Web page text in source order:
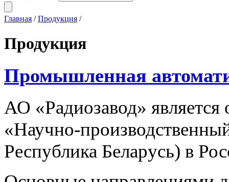
Главная /Продукция /
Продукция
Промышленная
АО «Радиозавод»
«Научно-
Республика Беларусь) в